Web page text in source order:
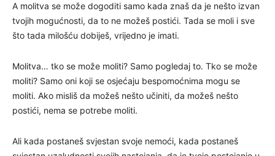
A molitva se može dogoditi samo kada znaš da je nešto izvan
tvojih mogućnosti, da to ne možeš postići. Tada se moli i sve
što tada milošću dobiješ, vrijedno je imati.
Molitva… tko se može moliti? Samo pogledaj to. Tko se može
moliti? Samo oni koji se osjećaju bespomoćnima mogu se
moliti. Ako misliš da možeš nešto učiniti, da možeš nešto
postići, nema se potrebe moliti.
Ali kada postaneš svjestan svoje nemoći, kada postaneš